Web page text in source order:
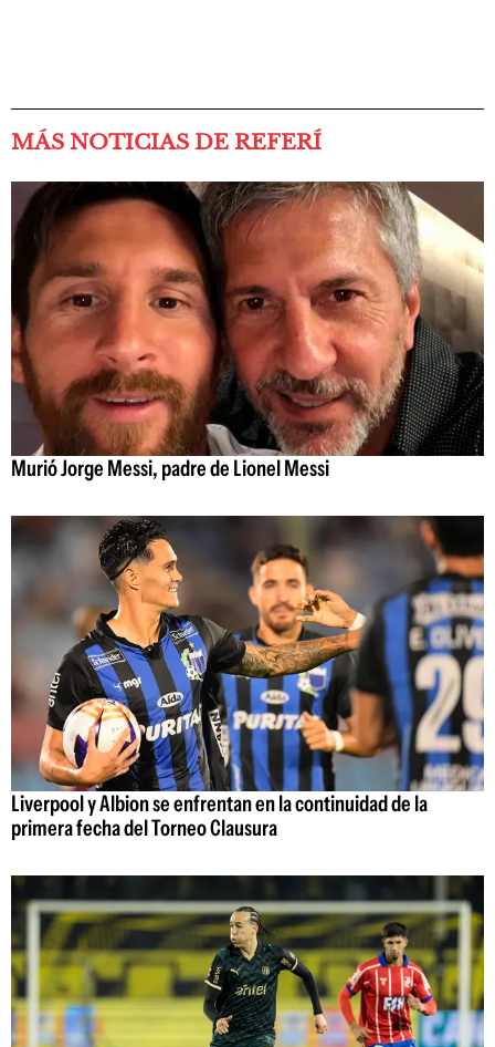
MÁS NOTICIAS DE REFERÍ
Murió Jorge Messi, padre de Lionel Messi
Liverpool y Albion se enfrentan en la continuidad de la
primera fecha del Torneo Clausura